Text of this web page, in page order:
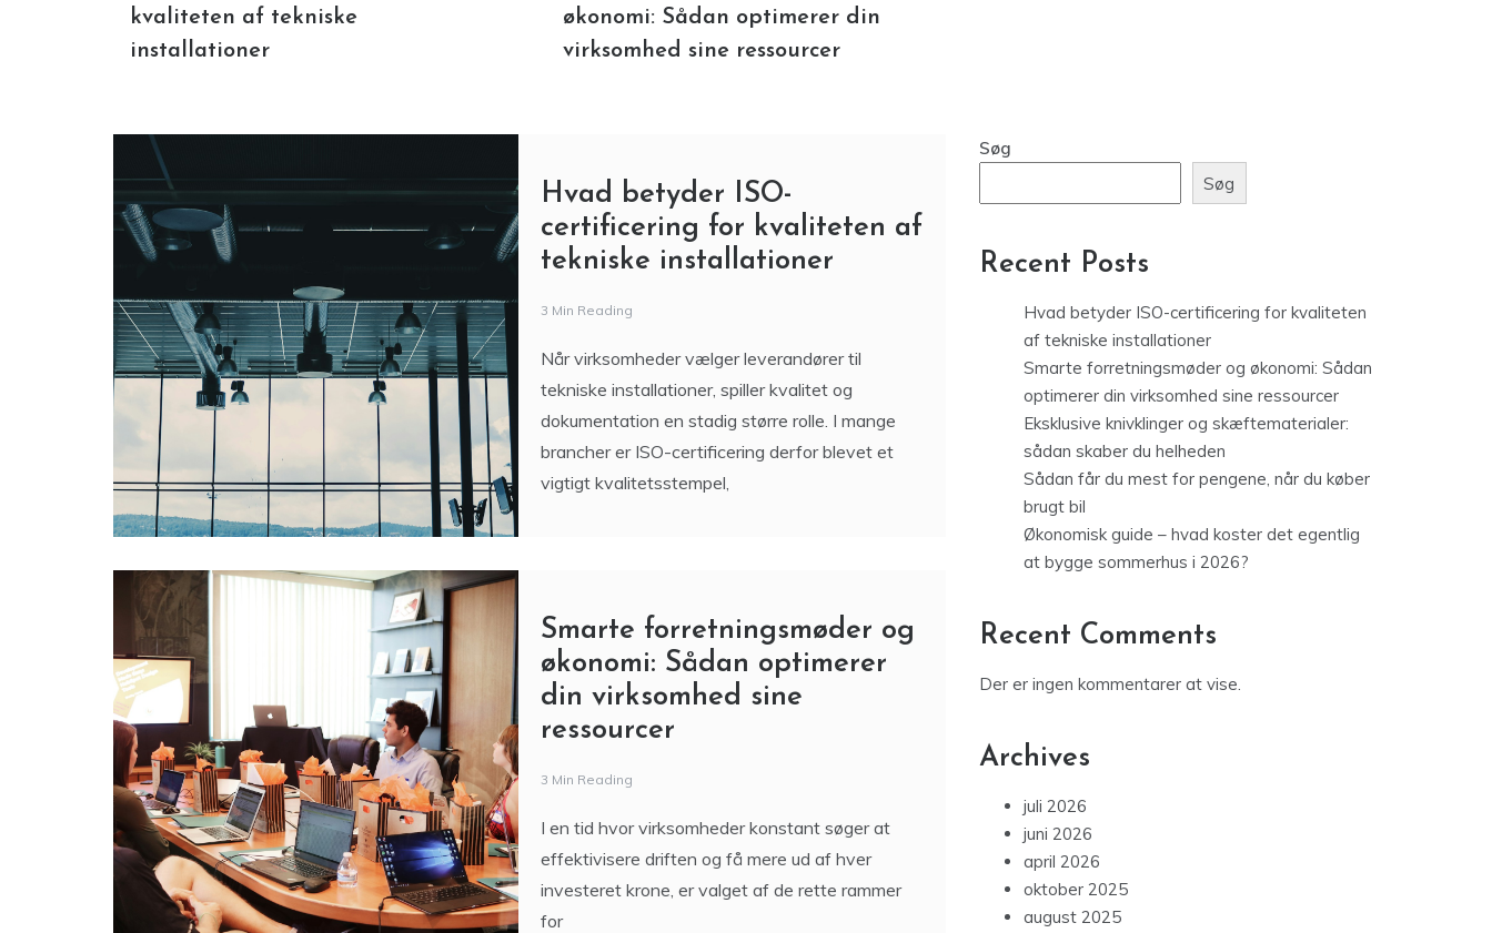
kvaliteten af tekniske
installationer
økonomi: Sådan optimerer din
virksomhed sine ressourcer
Hvad betyder ISO-
certificering for kvaliteten af
tekniske installationer
3 Min Reading
Når virksomheder vælger leverandører til
tekniske installationer, spiller kvalitet og
dokumentation en stadig større rolle. I mange
brancher er ISO-certificering derfor blevet et
vigtigt kvalitetsstempel,
Smarte forretningsmøder og
økonomi: Sådan optimerer
din virksomhed sine
ressourcer
3 Min Reading
I en tid hvor virksomheder konstant søger at
effektivisere driften og få mere ud af hver
investeret krone, er valget af de rette rammer
for
Søg
Søg
Recent Posts
Hvad betyder ISO-certificering for kvaliteten
af tekniske installationer
Smarte forretningsmøder og økonomi: Sådan
optimerer din virksomhed sine ressourcer
Eksklusive knivklinger og skæftematerialer:
sådan skaber du helheden
Sådan får du mest for pengene, når du køber
brugt bil
Økonomisk guide – hvad koster det egentlig
at bygge sommerhus i 2026?
Recent Comments
Der er ingen kommentarer at vise.
Archives
juli 2026
juni 2026
april 2026
oktober 2025
august 2025